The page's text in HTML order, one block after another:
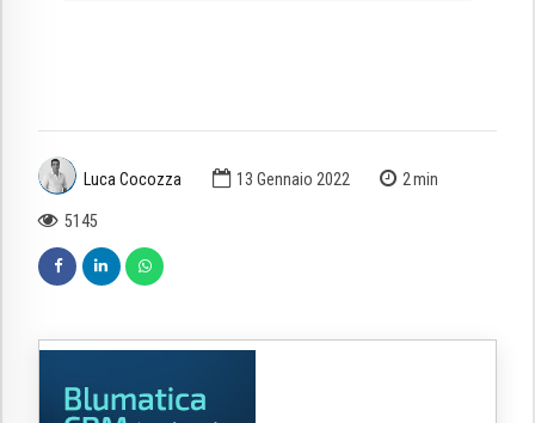
Luca Cocozza 13 Gennaio 2022 2 min
5145